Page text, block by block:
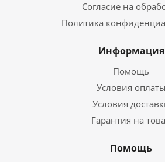
Согласие на
Политика
Информация
Помощь
Условия оплаты
Условия
Гарантия на
Помощь